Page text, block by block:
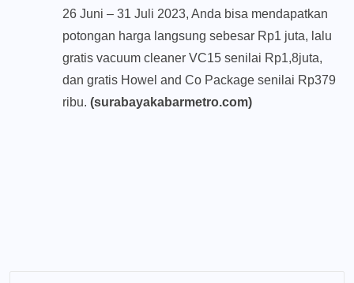
26 Juni – 31 Juli 2023, Anda bisa mendapatkan
potongan harga langsung sebesar Rp1 juta, lalu
gratis vacuum cleaner VC15 senilai Rp1,8juta,
dan gratis Howel and Co Package senilai Rp379
ribu. (surabayakabarmetro.com)